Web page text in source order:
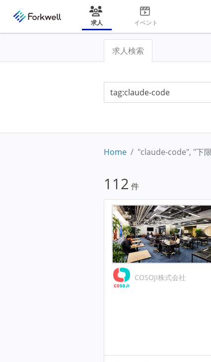
求人 イベント
求人検索
Home "claude-code", "下
112 件
COSOJI株式会社